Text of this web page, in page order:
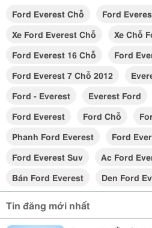
Ford Everest Chỗ
Ford
Xe Ford Everest Chỗ
Xe Chỗ
Ford Everest 16 Chỗ
Ford
Ford Everest 7 Chỗ 2012
Ford - Everest
Everest Ford
Ford Everest
Ford Chỗ
Phanh Ford Everest
Ford
Ford Everest Suv
Ac Ford
Bán Ford Everest
Den Ford
Tin đăng mới nhất